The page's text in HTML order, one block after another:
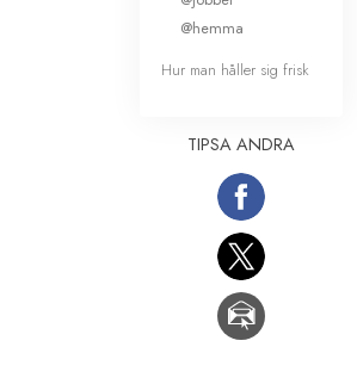
@hemma
Hur man håller sig frisk
TIPSA ANDRA